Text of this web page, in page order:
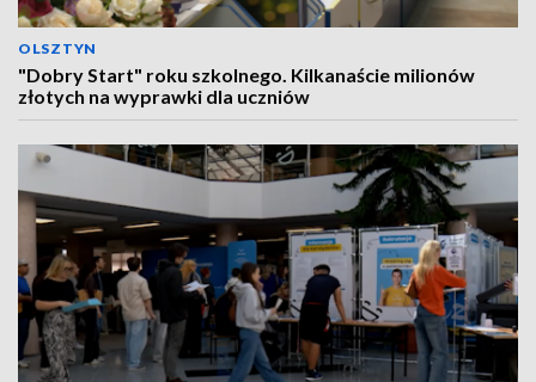
OLSZTYN
"Dobry Start" roku szkolnego. Kilkanaście milionów
złotych na wyprawki dla uczniów